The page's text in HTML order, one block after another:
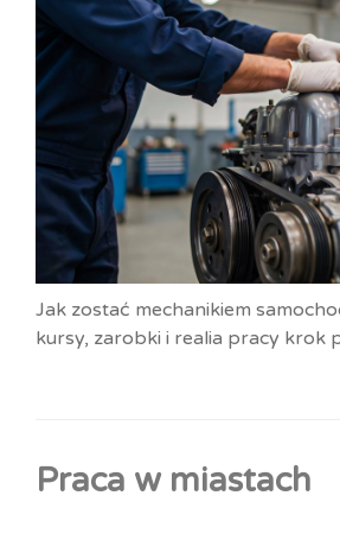
Jak zostać mechanikiem
kursy, zarobki i realia pracy krok
Praca w miastach